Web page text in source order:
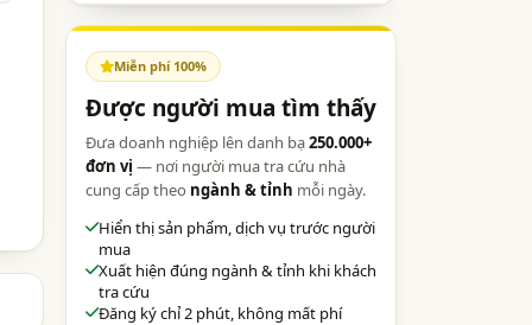
Miễn phí 100%
Được người mua tìm thấy
Đưa doanh nghiệp lên danh bạ250.000+
đơn vị — nơi người mua tra cứu nhà
cung cấp theo ngành & tỉnh mỗi ngày.
Hiển thị sản phẩm, dịch vụ trước người
mua
Xuất hiện đúng ngành & tỉnh khi khách
tra cứu
Đăng ký chỉ 2 phút, không mất phí